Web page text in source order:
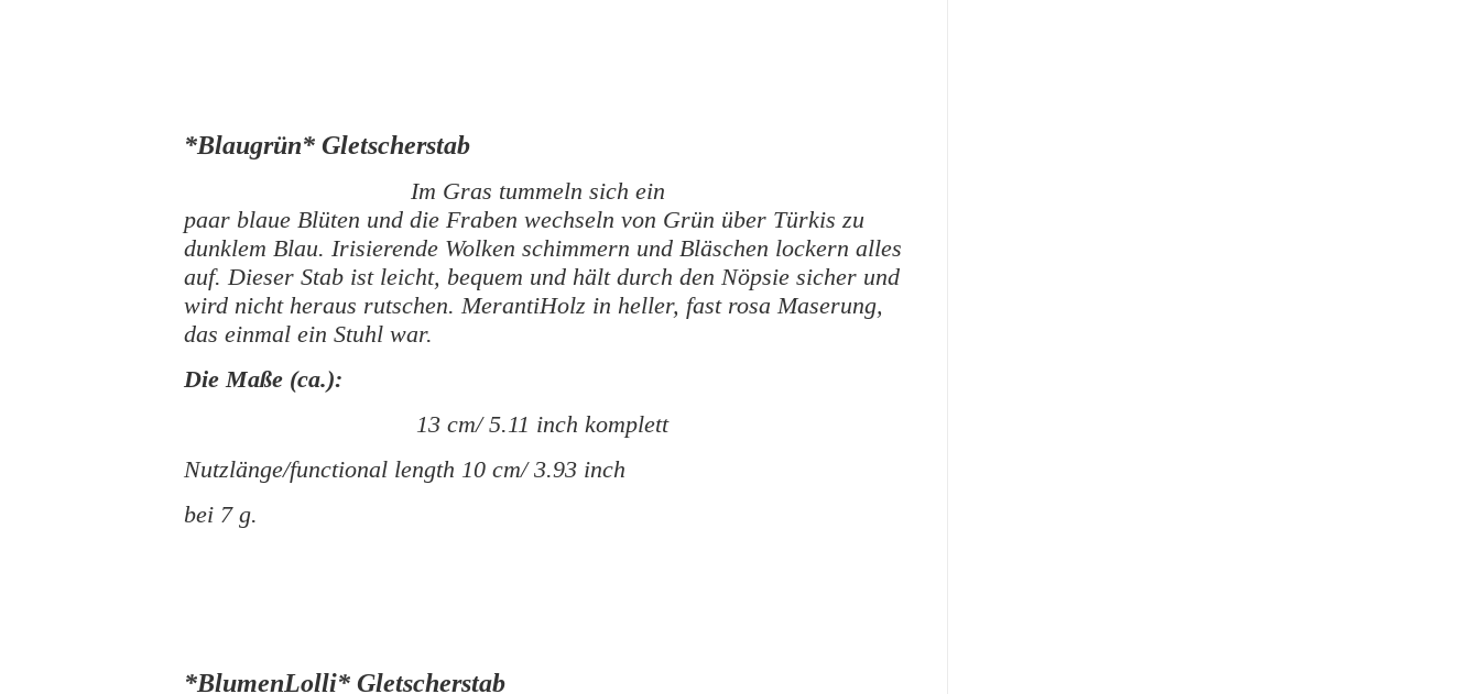
*Blaugrün* Gletscherstab
Im Gras tummeln sich ein
paar blaue Blüten und die Fraben wechseln von Grün über Türkis zu
dunklem Blau. Irisierende Wolken schimmern und Bläschen lockern alles
auf. Dieser Stab ist leicht, bequem und hält durch den Nöpsie sicher und
wird nicht heraus rutschen. MerantiHolz in heller, fast rosa Maserung,
das einmal ein Stuhl war.
Die Maße (ca.):
13 cm/ 5.11 inch komplett
Nutzlänge/functional length 10 cm/ 3.93 inch
bei 7 g.
*BlumenLolli* Gletscherstab